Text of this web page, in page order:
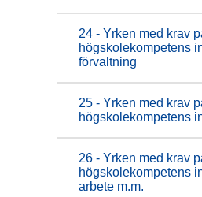
24 - Yrken med krav
högskolekompetens
förvaltning
25 - Yrken med krav
högskolekompetens
26 - Yrken med krav
högskolekompetens
arbete m.m.